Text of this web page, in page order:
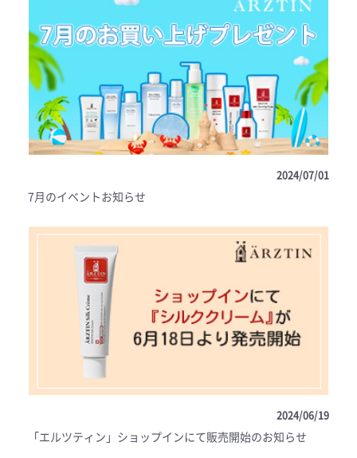
2024/07/01
7月のイベントお知らせ
2024/06/19
「エルツティン」ショップインにて販売開始のお知らせ